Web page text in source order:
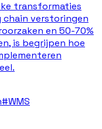
transformaties
chain verstoringen
en 50-70%
is begrijpen hoe
#WMS